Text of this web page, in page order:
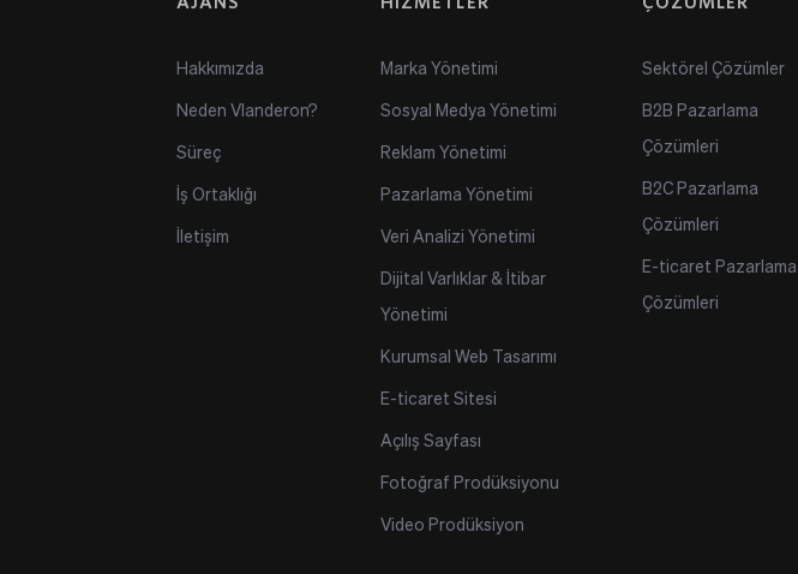
Hakkımızda
Neden Vlanderon?
Süreç
İş Ortaklığı
İletişim
Marka Yönetimi
Sosyal Medya Yönetimi
Reklam Yönetimi
Pazarlama Yönetimi
Veri Analizi Yönetimi
Dijital Varlıklar & İtibar
Yönetimi
Kurumsal Web Tasarımı
E-ticaret Sitesi
Açılış Sayfası
Fotoğraf Prodüksiyonu
Video Prodüksiyon
Sektörel Çözümler
B2B Pazarlama
Çözümleri
B2C Pazarlama
Çözümleri
E-ticaret Pazarlama
Çözümleri